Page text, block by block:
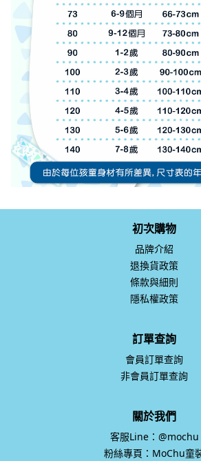
初次購物
品牌介紹
退換貨政策
條款與細則
隱私權政策
訂單查詢
會員訂單查詢
非會員訂單查詢
關於我們
客服Line：@mochu
粉絲專頁：MoChu童